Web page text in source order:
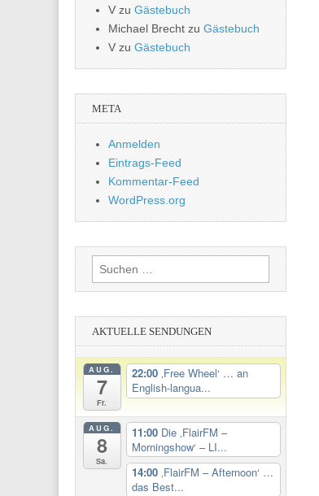
V zu Gästebuch
Michael Brecht zu Gästebuch
Vzu Gästebuch
META
Anmelden
Eintrags-Feed
Kommentar-Feed
WordPress.org
Suchen
nach:
AKTUELLE SENDUNGEN
AUG.
7
Fr.
22:00 ‚Free Wheel‘ … an
English-langua...
AUG.
8
Sa.
11:00 Die ‚FlairFM –
Morningshow‘ – LI...
14:00 ‚FlairFM – Afternoon‘ …
das Best...